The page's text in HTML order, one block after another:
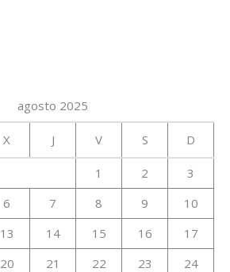
agosto 2025
X J V S D
1 2
3
6 7 8 9
10
13 14 15 16
17
20 21 22 23
24